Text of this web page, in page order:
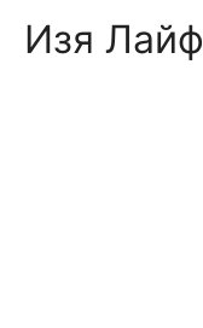
Изя Лайф